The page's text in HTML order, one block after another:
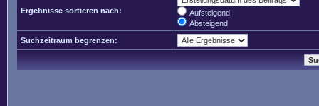
Ergebnisse sortieren nach:
Aufsteigend
Absteigend
Suchzeitraum begrenzen: